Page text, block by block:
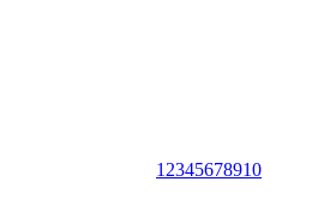
1 2345678910